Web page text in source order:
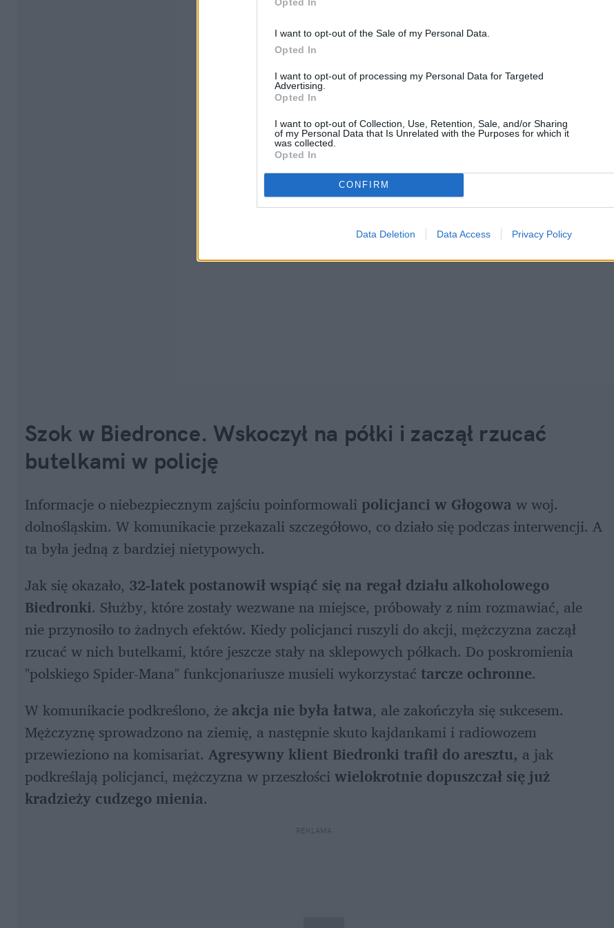
I want to opt-out of the Sale of my Personal Data.
Opted In
I want to opt-out of processing my Personal Data for Targeted
Advertising.
Opted In
I want to opt-out of Collection, Use, Retention, Sale, and/or Sharing
of my Personal Data that Is Unrelated with the Purposes for which it
was collected.
Opted In
CONFIRM
Data Deletion Data Access Privacy Policy
Szok w Biedronce. Wskoczył na półki i zaczął rzucać
butelkami w policję
Informacje o niebezpiecznym zajściu poinformowali policjanci w Głogowa w woj.
dolnośląskim. W komunikacie przekazali szczegółowo, co działo się podczas interwencji. A
ta była jedną z bardziej nietypowych.
Jak się okazało, 32-latek postanowił wspiąć się na regał działu alkoholowego
Biedronki. Służby, które zostały wezwane na miejsce, próbowały z nim rozmawiać, ale
nie przynosiło to żadnych efektów. Kiedy policjanci ruszyli do akcji, mężczyzna zaczął
rzucać w nich butelkami, które jeszcze stały na sklepowych półkach. Do poskromienia
"polskiego Spider-Mana" funkcjonariusze musieli wykorzystać tarcze ochronne.
W komunikacie podkreślono, że akcja nie była łatwa, ale zakończyła się sukcesem.
Mężczyznę sprowadzono na ziemię, a następnie skuto kajdankami i radiowozem
przewieziono na komisariat. Agresywny klient Biedronki trafił do aresztu, a jak
podkreślają policjanci, mężczyzna w przeszłości wielokrotnie dopuszczał się już
kradzieży cudzego mienia.
REKLAMA